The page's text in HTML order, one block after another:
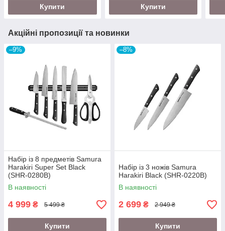
Купити Купити
Акційні пропозиції та новинки
–9%
Набір із 8 предметів Samura
Harakiri Super Set Black
(SHR-0280B)
В наявності
4 999 ₴ 5 499 ₴
Купити
–8%
Набір із 3 ножів Samura
Harakiri Black (SHR-0220B)
В наявності
2 699 ₴ 2 949 ₴
Купити